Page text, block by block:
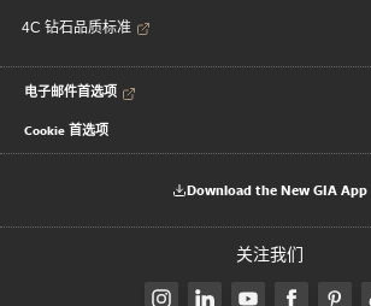
4C 钻石品质标准
电子邮件首选项
Cookie 首选项
Download the New GIA App
关注我们